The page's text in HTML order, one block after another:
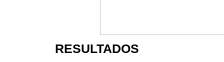
RESULTADOS